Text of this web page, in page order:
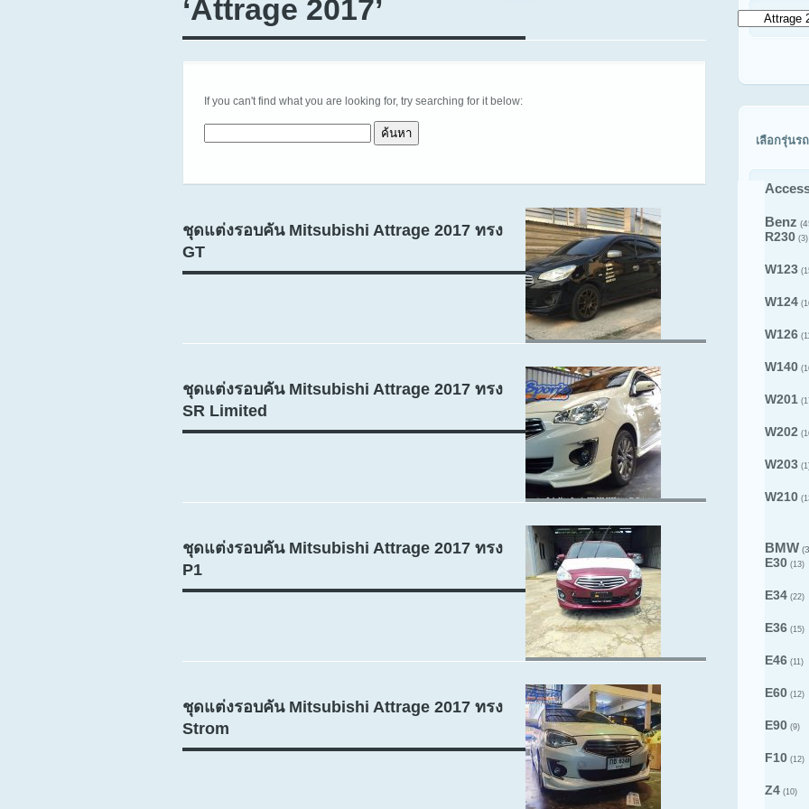
‘Attrage 2017’
If you can't find what you are looking for, try searching for it below:
ชุดแต่งรอบคัน Mitsubishi Attrage 2017 ทรง
GT
ชุดแต่งรอบคัน Mitsubishi Attrage 2017 ทรง
SR Limited
ชุดแต่งรอบคัน Mitsubishi Attrage 2017 ทรง
P1
ชุดแต่งรอบคัน Mitsubishi Attrage 2017 ทรง
Strom
รุ่น
เลือกรุ่นรถ
Benz
R230 (3)
W123
W124
W126
W140
W201
W202
W203
W210
BMW
E30 (13)
E34 (22)
E36 (15)
E46 (11)
E60 (12)
E90 (9)
F10 (12)
Z4 (10)